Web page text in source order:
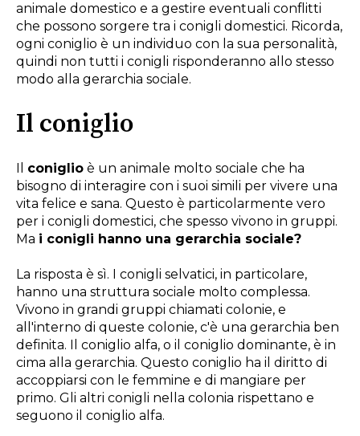
animale domestico e a gestire eventuali conflitti
che possono sorgere tra i conigli domestici. Ricorda,
ogni coniglio è un individuo con la sua personalità,
quindi non tutti i conigli risponderanno allo stesso
modo alla gerarchia sociale.
Il coniglio
Il coniglio è un animale molto sociale che ha
bisogno di interagire con i suoi simili per vivere una
vita felice e sana. Questo è particolarmente vero
per i conigli domestici, che spesso vivono in gruppi.
Ma i conigli hanno una gerarchia sociale?
La risposta è sì. I conigli selvatici, in particolare,
hanno una struttura sociale molto complessa.
Vivono in grandi gruppi chiamati colonie, e
all'interno di queste colonie, c'è una gerarchia ben
definita. Il coniglio alfa, o il coniglio dominante, è in
cima alla gerarchia. Questo coniglio ha il diritto di
accoppiarsi con le femmine e di mangiare per
primo. Gli altri conigli nella colonia rispettano e
seguono il coniglio alfa.